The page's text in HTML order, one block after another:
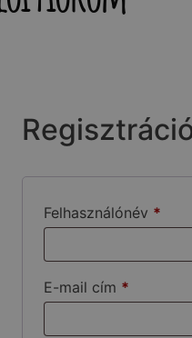
Felhasználónév *
E-mail cím *